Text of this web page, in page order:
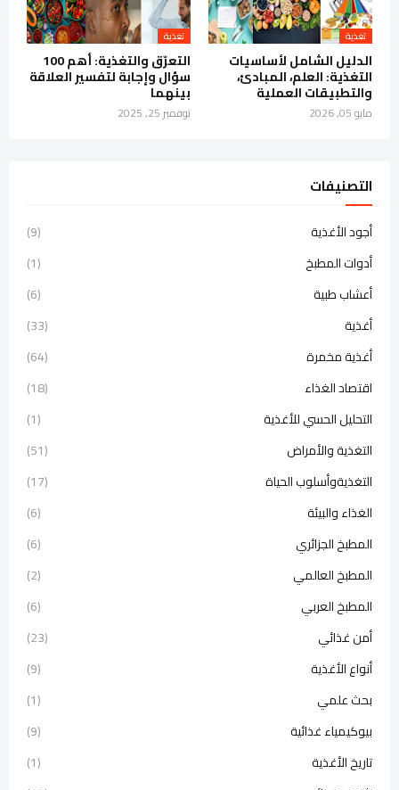
تغذية
الدليل الشامل لأساسيات
التغذية: العلم، المبادئ،
والتطبيقات العملية
مايو 05, 2026
تغذية
التعرّق والتغذية: أهم 100
سؤال وإجابة لتفسير العلاقة
بينهما
نوفمبر 25, 2025
التصنيفات
أجود الأغذية
(9)
أدوات المطبخ
(1)
أعشاب طبية
(6)
أغذية
(33)
أغذية مخمرة
(64)
اقتصاد الغذاء
(18)
التحليل الحسي للأغذية
(1)
التغذية والأمراض
(51)
التغذيةوأسلوب الحياة
(17)
الغذاء والبيئة
(6)
المطبخ الجزائري
(6)
المطبخ العالمي
(2)
المطبخ العربي
(6)
أمن غذائي
(23)
أنواع الأغذية
(9)
بحث علمي
(1)
بيوكيمياء غذائية
(9)
تاريخ الأغذية
(1)